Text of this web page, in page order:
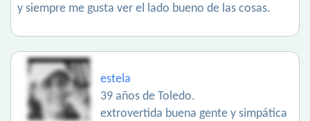
y siempre me gusta ver el lado bueno de las cosas.
estela
39 años de Toledo.
extrovertida buena gente y simpática